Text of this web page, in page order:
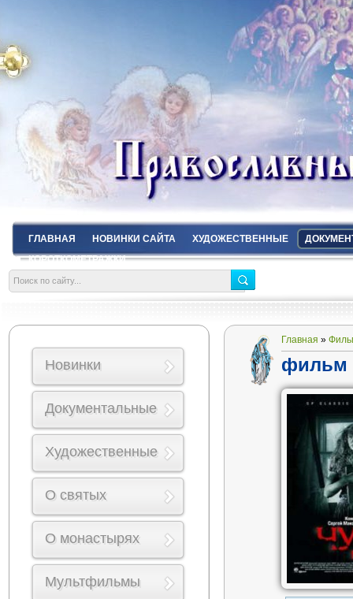
ГЛАВНАЯ НОВИНКИ САЙТА ХУДОЖЕСТВЕННЫЕ
КОРОТКОМЕТРАЖКИ
Главная »
фильм
Новинки
Документальные
Художественные
О святых
О монастырях
Мультфильмы